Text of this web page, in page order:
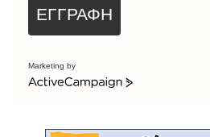
ΕΓΓΡΑΦΗ
Marketing by